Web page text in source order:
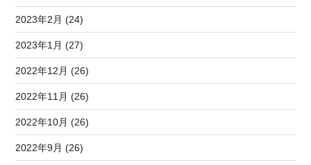
2023年2月 (24)
2023年1月 (27)
2022年12月 (26)
2022年11月 (26)
2022年10月 (26)
2022年9月 (26)